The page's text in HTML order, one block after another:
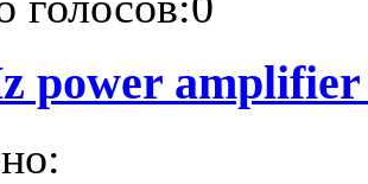
power